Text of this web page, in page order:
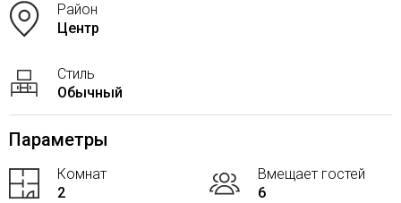
Район
Центр
Стиль
Обычный
Параметры
Комнат
2
Вмещает гостей
6